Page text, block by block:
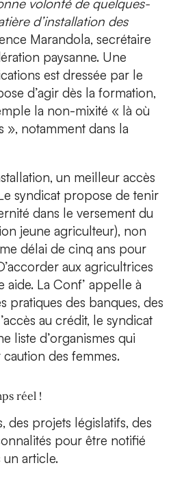
volonté de quelques-
d’installation des
Marandola, secrétaire
paysanne. Une
est dressée par le
d’agir dès la formation,
la non-mixité « là où
», notamment dans la
un meilleur accès
syndicat propose de tenir
dans le versement du
jeune agriculteur), non
délai de cinq ans pour
aux agricultrices
La Conf’ appelle à
pratiques des banques, des
au crédit, le syndicat
liste d’organismes qui
des femmes.
réel !
des projets législatifs, des
pour être notifié
article.